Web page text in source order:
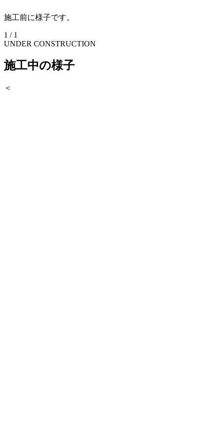
施工前に様子です。
1 / 1
UNDER CONSTRUCTION
施工中の様子
＜